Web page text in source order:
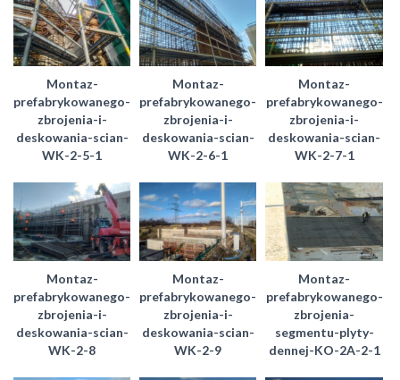
Montaz-
prefabrykowanego-
zbrojenia-i-
deskowania-scian-
WK-2-5-1
Montaz-
prefabrykowanego-
zbrojenia-i-
deskowania-scian-
WK-2-6-1
Montaz-
prefabrykowanego-
zbrojenia-i-
deskowania-scian-
WK-2-7-1
Montaz-
prefabrykowanego-
zbrojenia-i-
deskowania-scian-
WK-2-8
Montaz-
prefabrykowanego-
zbrojenia-i-
deskowania-scian-
WK-2-9
Montaz-
prefabrykowanego-
zbrojenia-
segmentu-plyty-
dennej-KO-2A-2-1